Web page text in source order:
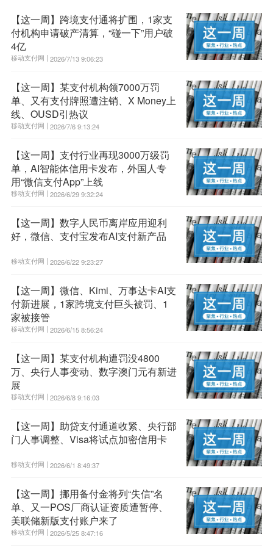
【这一周】跨境支付通将扩围，1家支
付机构申请破产清算，“碰一下”用户破
4亿
移动支付网 | 2026/7/13 9:06:23
【这一周】某支付机构领7000万罚
单、又有支付牌照遭注销、X Money上
线、OUSD引热议
移动支付网 | 2026/7/6 9:13:24
【这一周】支付行业再现3000万级罚
单，AI智能体信用卡发布，外国人专
用“微信支付App”上线
移动支付网 | 2026/6/29 9:32:24
【这一周】数字人民币离岸应用迎利
好，微信、支付宝发布AI支付新产品
移动支付网 | 2026/6/22 9:23:27
【这一周】微信、Kimi、万事达卡AI支
付新进展，1家跨境支付巨头被罚、1
家被接管
移动支付网 | 2026/6/15 8:56:24
【这一周】某支付机构遭罚没4800
万、央行人事变动、数字澳门元有新进
展
移动支付网 | 2026/6/8 9:16:03
【这一周】助贷支付通道收紧、央行部
门人事调整、Visa将试点加密信用卡
移动支付网 | 2026/6/1 8:49:37
【这一周】挪用备付金将列“失信”名
单、又一POS厂商认证资质遭暂停、
美联储新版支付账户来了
移动支付网 | 2026/5/25 8:47:16